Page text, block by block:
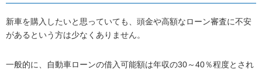
新車を購入したいと思っていても、頭金や高額なローン審査に不安
があるという方は少なくありません。
一般的に、自動車ローンの借入可能額は年収の30～40％程度とされ